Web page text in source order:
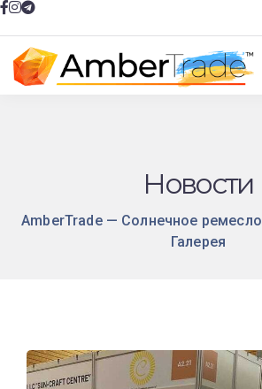
Новости
AmberTrade — Солнечное ремесло
Галерея